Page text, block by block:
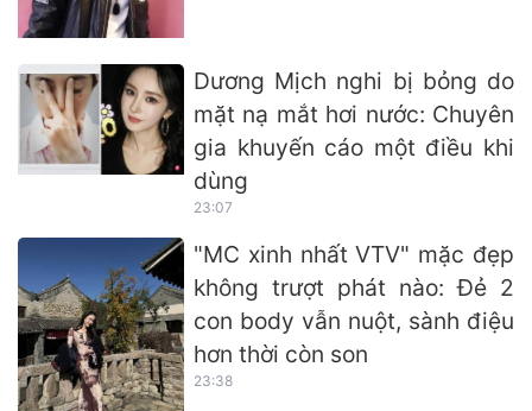
Dương Mịch nghi bị bỏng do
mặt nạ mắt hơi nước: Chuyên
gia khuyến cáo một điều khi
dùng
23:07
"MC xinh nhất VTV" mặc đẹp
không trượt phát nào: Đẻ 2
con body vẫn nuột, sành điệu
hơn thời còn son
23:38